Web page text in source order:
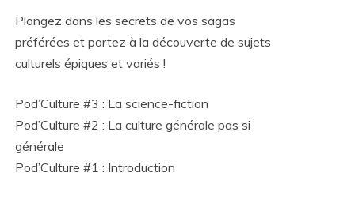
Plongez dans les secrets de vos sagas
préférées et partez à la découverte de sujets
culturels épiques et variés !
Pod’Culture #3 : La science-fiction
Pod’Culture #2 : La culture générale pas si
générale
Pod’Culture #1 : Introduction